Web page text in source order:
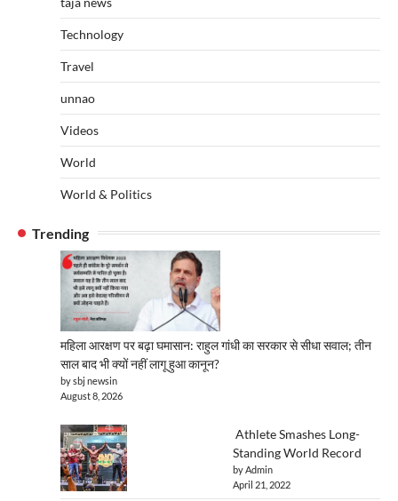
Technology
Travel
unnao
Videos
World
World & Politics
Trending
महिला आरक्षण पर बढ़ा घमासान: राहुल गांधी का सरकार से सीधा सवाल; तीन
साल बाद भी क्यों नहीं लागू हुआ कानून?
by sbj newsin
August 8, 2026
Athlete Smashes Long-
Standing World Record
by Admin
April 21, 2022